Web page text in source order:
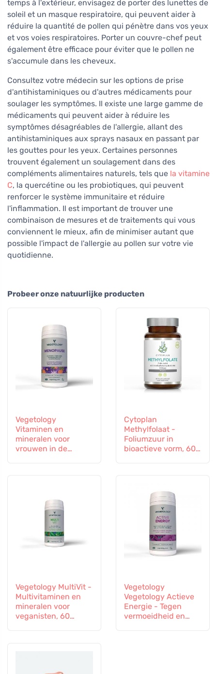
temps à l'extérieur, envisagez de porter des lunettes de
soleil et un masque respiratoire, qui peuvent aider à
réduire la quantité de pollen qui pénètre dans vos yeux
et vos voies respiratoires. Porter un couvre-chef peut
également être efficace pour éviter que le pollen ne
s'accumule dans les cheveux.
Consultez votre médecin sur les options de prise
d'antihistaminiques ou d'autres médicaments pour
soulager les symptômes. Il existe une large gamme de
médicaments qui peuvent aider à réduire les
symptômes désagréables de l'allergie, allant des
antihistaminiques aux sprays nasaux en passant par
les gouttes pour les yeux. Certaines personnes
trouvent également un soulagement dans des
compléments alimentaires naturels, tels que la vitamine
C, la quercétine ou les probiotiques, qui peuvent
renforcer le système immunitaire et réduire
l'inflammation. Il est important de trouver une
combinaison de mesures et de traitements qui vous
conviennent le mieux, afin de minimiser autant que
possible l'impact de l'allergie au pollen sur votre vie
quotidienne.
Probeer onze natuurlijke producten
Vegetology
Vitaminen en
mineralen voor
vrouwen in de
Cytoplan
Methylfolaat -
Foliumzuur in
bioactieve vorm, 60
Vegetology MultiVit -
Multivitaminen en
mineralen voor
veganisten, 60
Vegetology
Vegetology Actieve
Energie - Tegen
vermoeidheid en